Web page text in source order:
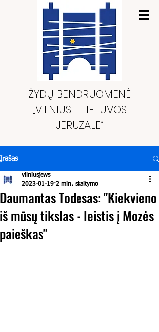
ŽYDŲ BENDRUOMENĖ
„VILNIUS - LIETUVOS
JERUZALĖ“
Įrašas
Daumantas Todesas: "Kiekvieno
iš mūsų tikslas - leistis į Mozės
paieškas"
vilniusjews
2023-01-19 2 min. skaitymo